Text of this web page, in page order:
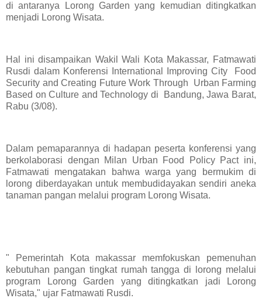
di antaranya Lorong Garden yang kemudian ditingkatkan
menjadi Lorong Wisata.
Hal ini disampaikan Wakil Wali Kota Makassar, Fatmawati
Rusdi dalam Konferensi International Improving City Food
Security and Creating Future Work Through Urban Farming
Based on Culture and Technology di Bandung, Jawa Barat,
Rabu (3/08).
Dalam pemaparannya di hadapan peserta konferensi yang
berkolaborasi dengan Milan Urban Food Policy Pact ini,
Fatmawati mengatakan bahwa warga yang bermukim di
lorong diberdayakan untuk membudidayakan sendiri aneka
tanaman pangan melalui program Lorong Wisata.
" Pemerintah Kota makassar memfokuskan pemenuhan
kebutuhan pangan tingkat rumah tangga di lorong melalui
program Lorong Garden yang ditingkatkan jadi Lorong
Wisata," ujar Fatmawati Rusdi.